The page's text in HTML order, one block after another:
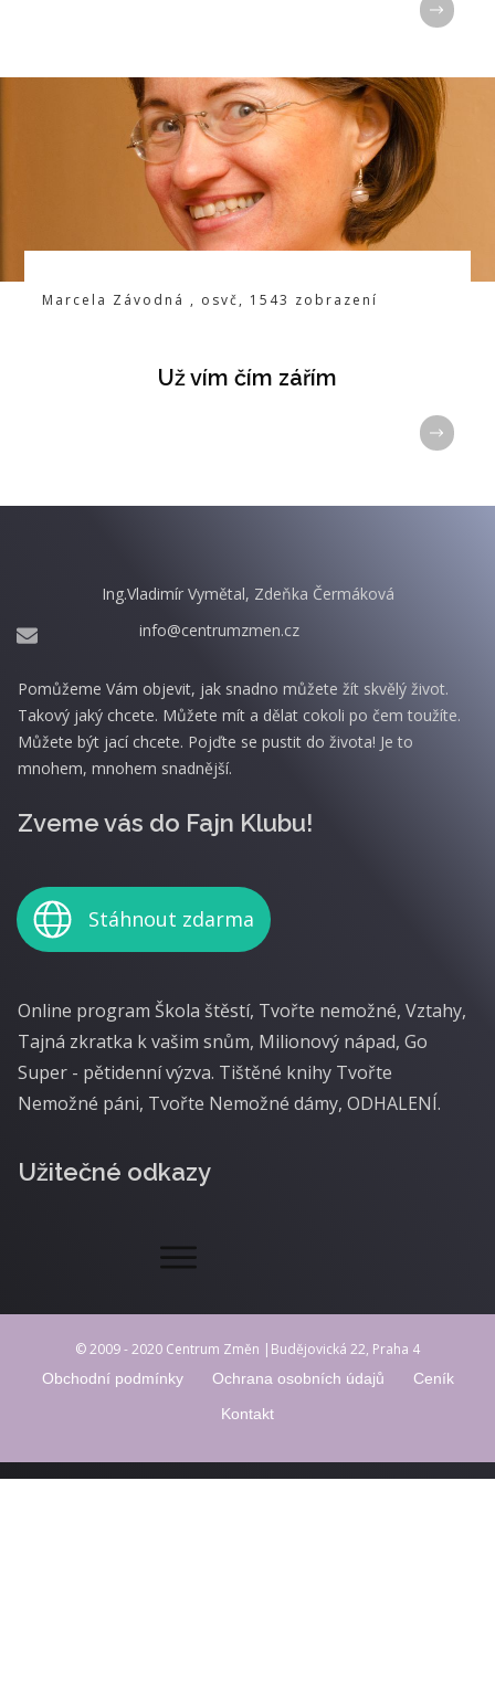
Marcela Závodná , osvč, 1543 zobrazení
Už vím čím zářím
Ing.Vladimír Vymětal, Zdeňka Čermáková
info@centrumzmen.cz
Pomůžeme Vám objevit, jak snadno můžete žít skvělý život.
Takový jaký chcete. Můžete mít a dělat cokoli po čem toužíte.
Můžete být jací chcete. Pojďte se pustit do života! Je to
mnohem, mnohem snadnější.
Zveme vás do Fajn Klubu!
Stáhnout zdarma
Online program Škola štěstí, Tvořte nemožné, Vztahy,
Tajná zkratka k vašim snům, Milionový nápad, Go
Super - pětidenní výzva. Tištěné knihy Tvořte
Nemožné páni, Tvořte Nemožné dámy, ODHALENÍ.
Užitečné odkazy
© 2009 - 2020 Centrum Změn |Budějovická 22, Praha 4
Obchodní podmínky Ochrana osobních údajů
Ceník
Kontakt